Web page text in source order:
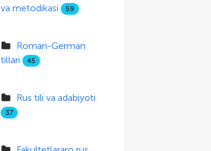
va metodikasi
59
Roman-German
tillari
45
Rus tili va adabiyoti
37